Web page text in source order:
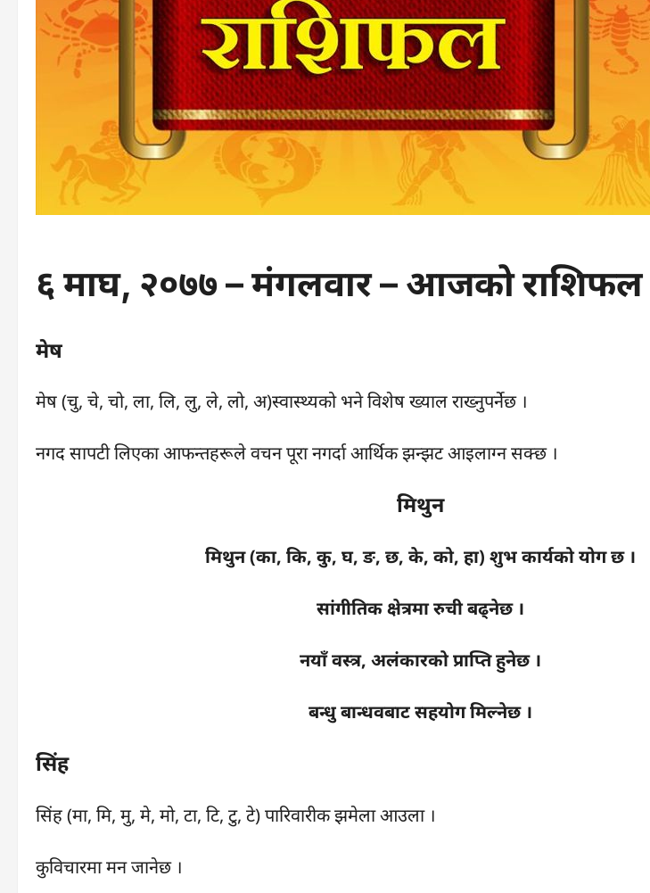
६ माघ, २०७७ – मंगलवार – आजको राशिफल
मेष
मेष (चु, चे, चो, ला, लि, लु, ले, लो, अ)स्वास्थ्यको भने विशेष ख्याल राख्नुपर्नेछ ।
नगद सापटी लिएका आफन्तहरूले वचन पूरा नगर्दा आर्थिक झन्झट आइलाग्न सक्छ ।
मिथुन
मिथुन (का, कि, कु, घ, ङ, छ, के, को, हा) शुभ कार्यको योग छ ।
सांगीतिक क्षेत्रमा रुची बढ्नेछ ।
नयाँ वस्त्र, अलंकारको प्राप्ति हुनेछ ।
बन्धु बान्धवबाट सहयोग मिल्नेछ ।
सिंह
सिंह (मा, मि, मु, मे, मो, टा, टि, टु, टे) पारिवारीक झमेला आउला ।
कुविचारमा मन जानेछ ।